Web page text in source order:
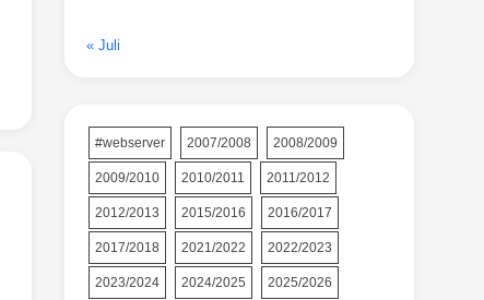
« Juli
#webserver 2007/2008 2008/2009
2009/2010 2010/2011 2011/2012
2012/2013 2015/2016 2016/2017
2017/2018 2021/2022 2022/2023
2023/2024 2024/2025 2025/2026